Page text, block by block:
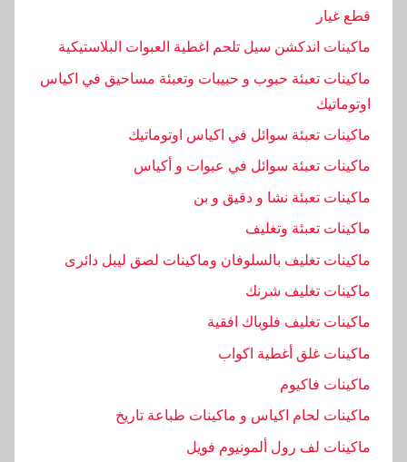
م
ا
ي
ا
ت
قطع غيار
ماكينات اندكشن سيل تلحم اغطية العبوات البلاستيكية
ماكينات تعبئة حبوب و حبيبات وتعبئة مساحيق في اكياس
اوتوماتيك
ماكينات تعبئة سوائل في اكياس اوتوماتيك
ماكينات تعبئة سوائل في عبوات و أكياس
ماكينات تعبئة نشا و دقيق و بن
ماكينات تعبئة وتغليف
ماكينات تغليف بالسلوفان وماكينات لصق ليبل دائرى
ماكينات تغليف شرنك
ماكينات تغليف فلوباك افقية
ماكينات غلق أغطية اكواب
ماكينات فاكيوم
ماكينات لحام اكياس و ماكينات طباعة تاريخ
ماكينات لف رول ألمونيوم فويل